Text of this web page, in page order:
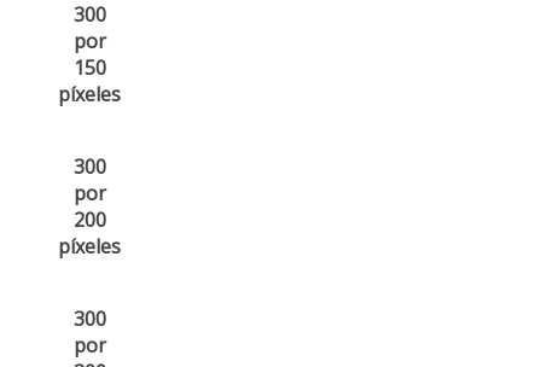
300
por
150
píxeles
300
por
200
píxeles
300
por